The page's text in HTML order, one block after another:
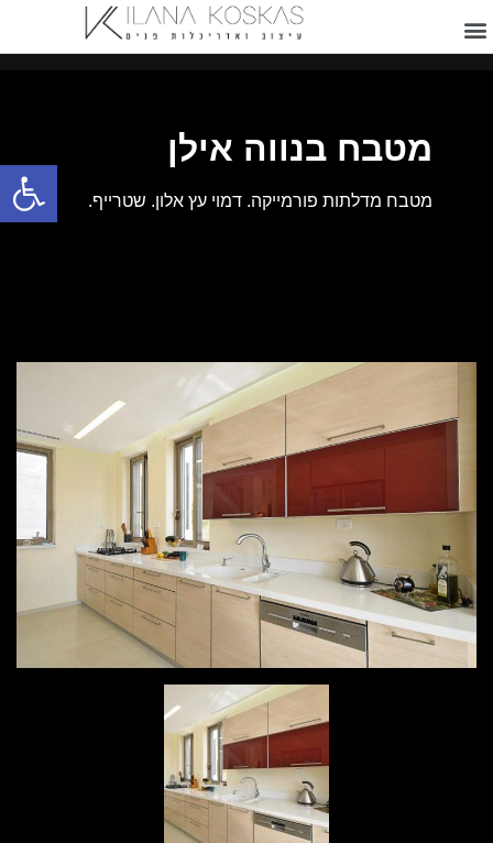
מטבח בנווה אילן
מטבח מדלתות פורמייקה. דמוי עץ אלון. שטרייף.